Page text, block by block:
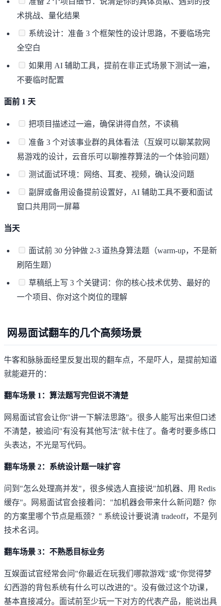
术挑战、量化结果
系统设计：准备 3 个框架性的设计思路，不要临场完
全空白
如果用 AI 辅助工具，提前在非正式场景下测试一遍，
不要临时配置
面前 1 天
把项目描述过一遍，确保讲得自然，不读稿
准备 3 个对该事业群的具体看法（互娱可以聊某款网
易游戏的设计，云音乐可以聊推荐算法的一个体验问题）
测试面试环境：网络、耳麦、视频，确认没问题
副屏或备用设备提前设置好，AI 辅助工具不要和面试
窗口共用同一屏幕
当天
面试前 30 分钟做 2-3 道热身算法题（warm-up，不是新
刷陌生题）
草稿纸上写 3 个关键词：你的核心技术优势、最好的
一个项目、你对这个岗位的理解
网易面试翻车的几个高频场景
牛客和脉脉面经里反复出现的翻车点，不是吓人，是提前知道
就能避开的：
翻车场景 1：算法题写完但说不清楚
网易面试官会让你"讲一下解法思路"。很多人能写出来但口述
不清楚，被追问"有没有其他写法"就卡住了。备考时要多练口
头表达，不光是写代码。
翻车场景 2：系统设计题一味扩容
问到"怎么处理高并发"，很多候选人直接说"加机器、用 Redis
缓存"。网易面试官会接着问："加机器会带来什么新问题？你
的方案里哪个节点是瓶颈？" 系统设计要说清 tradeoff，不是列
技术名词。
翻车场景 3：不熟悉目标业务
互娱面试官经常会问"你最近在玩我们哪款游戏"或"你觉得梦
幻西游的背包系统有什么可以改进的"。没有做过这个功课，
基本直接减分。面试前至少玩一下对方的代表产品，能说出具